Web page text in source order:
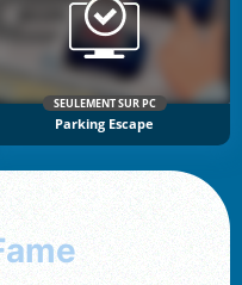
SEULEMENT SUR PC
Parking Escape